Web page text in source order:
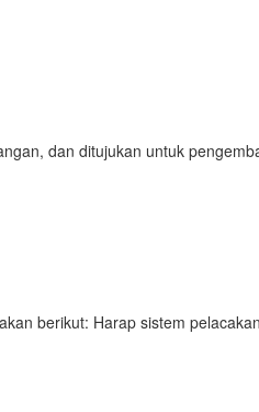
dan ditujukan untuk
berikut: Harap sistem